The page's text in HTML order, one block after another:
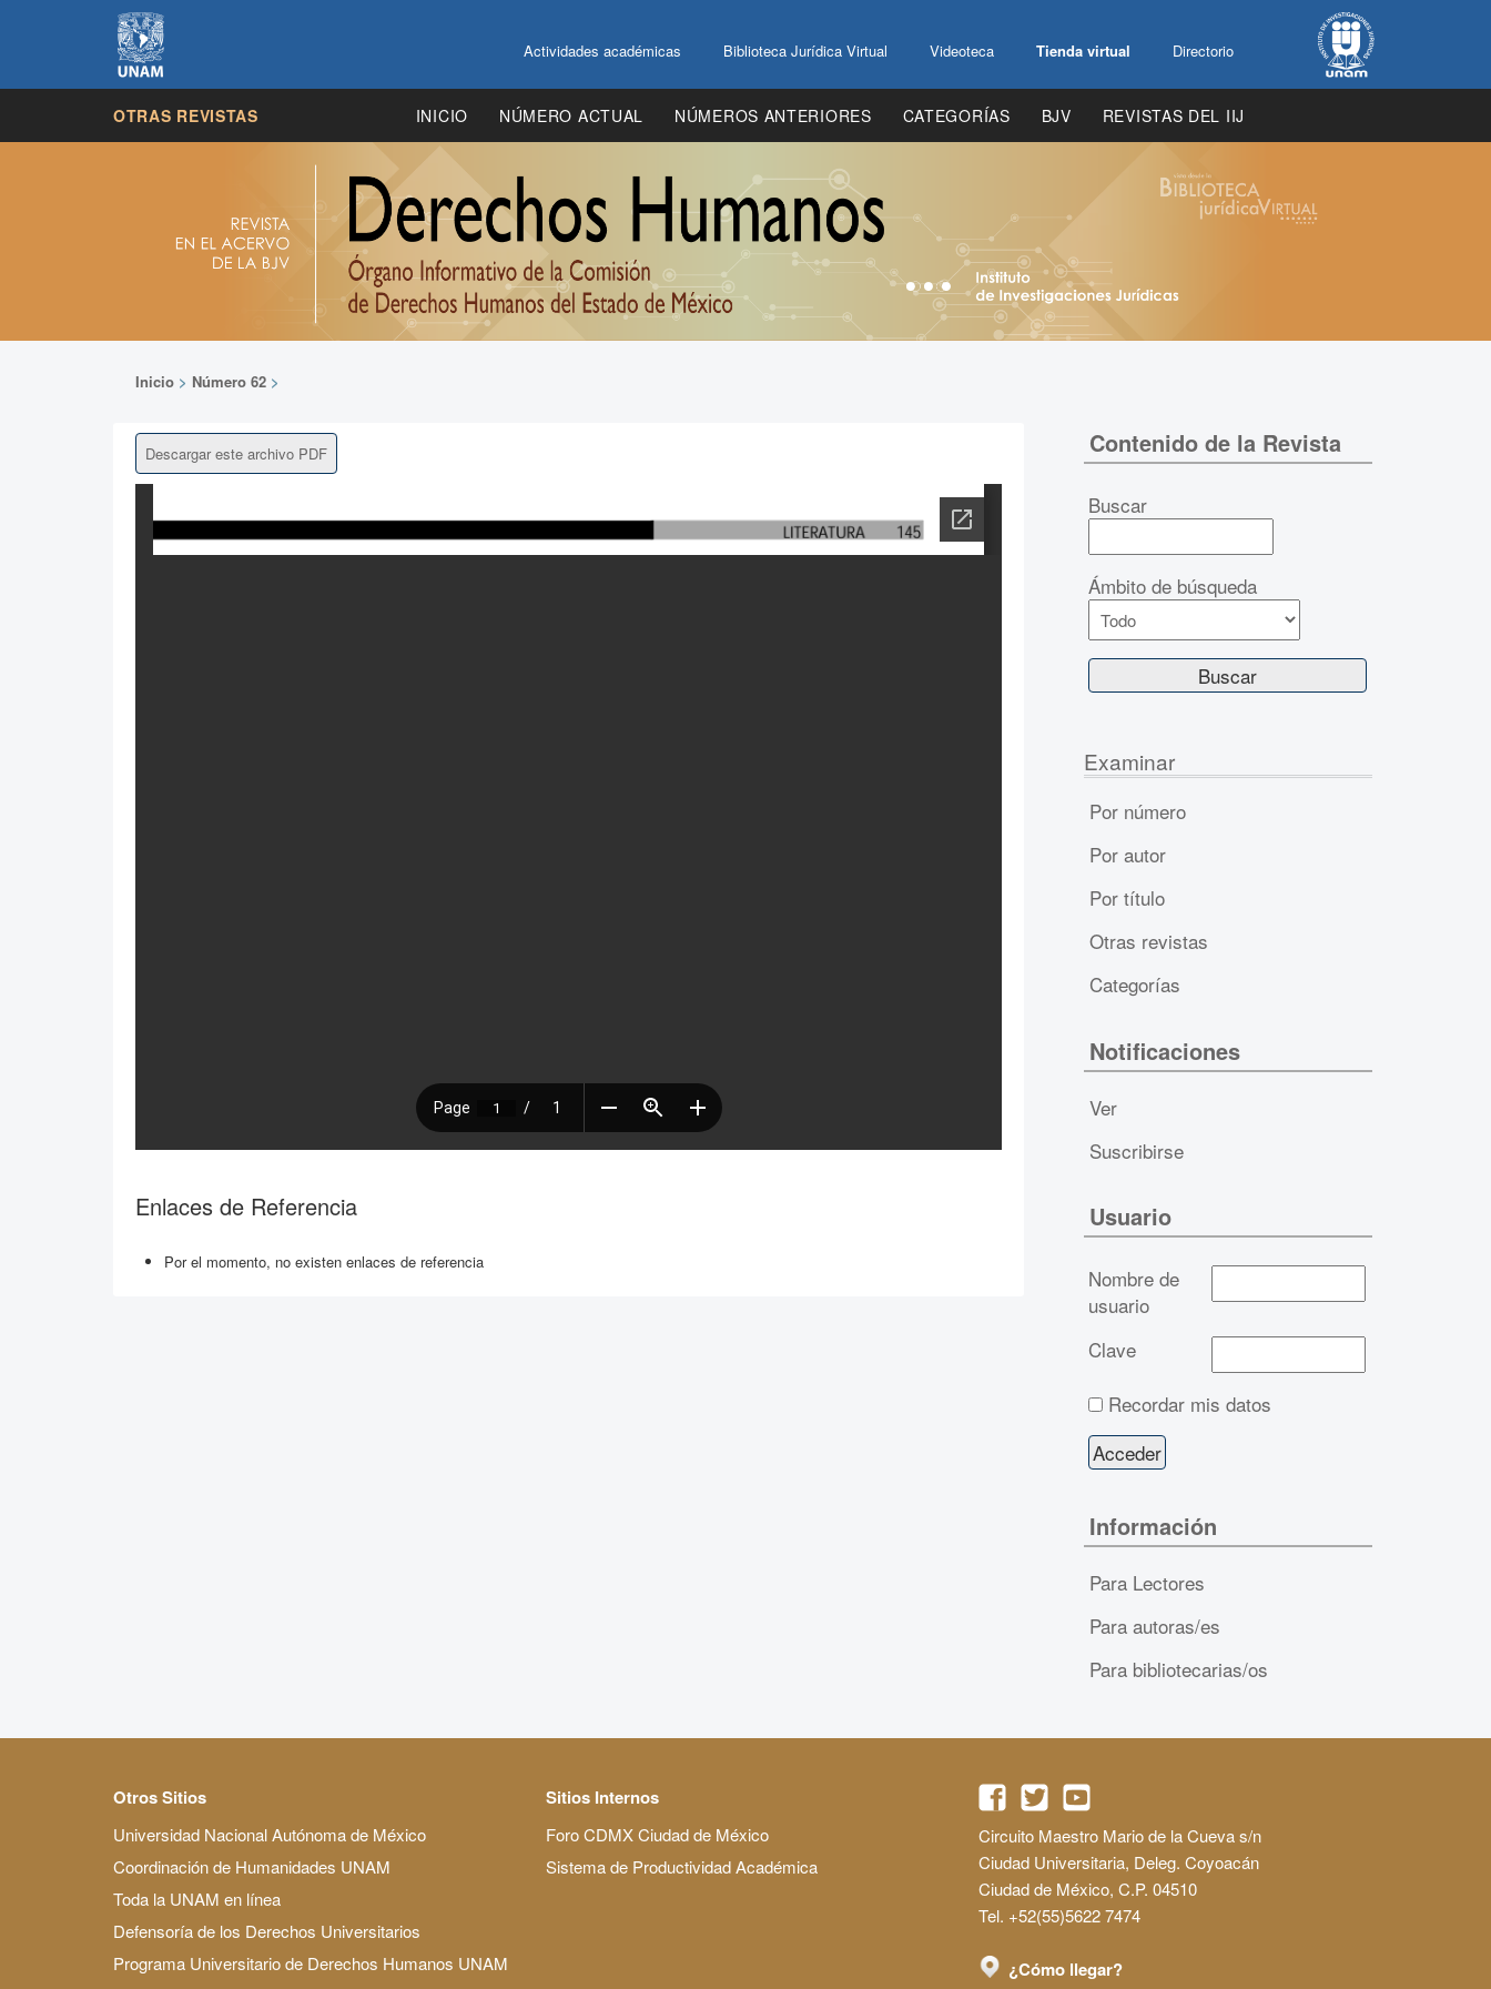
Actividades académicas Biblioteca Jurídica Virtual Videoteca Tienda virtual Directorio
OTRAS REVISTAS INICIO NÚMERO ACTUAL NÚMEROS ANTERIORES CATEGORÍAS BJV REVISTAS DEL IIJ
Inicio > Número 62 >
Descargar este archivo PDF
Enlaces de Referencia
Por el momento, no existen enlaces de referencia
Contenido de la Revista
Buscar
Ámbito de búsqueda
Examinar
Por número
Por autor
Por título
Otras revistas
Categorías
Notificaciones
Ver
Suscribirse
Usuario
Nombre de
usuario
Clave
Recordar mis datos
Información
Para Lectores
Para autoras/es
Para bibliotecarias/os
Otros Sitios
Universidad Nacional Autónoma de México
Coordinación de Humanidades UNAM
Toda la UNAM en línea
Defensoría de los Derechos Universitarios
Programa Universitario de Derechos Humanos UNAM
Sitios Internos
Foro CDMX Ciudad de México
Sistema de Productividad Académica
Circuito Maestro Mario de la Cueva s/n
Ciudad Universitaria, Deleg. Coyoacán
Ciudad de México, C.P. 04510
Tel. +52(55)5622 7474
¿Cómo llegar?